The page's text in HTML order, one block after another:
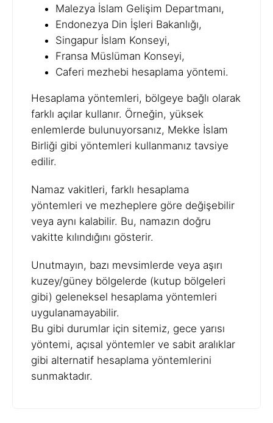
Malezya İslam Gelişim Departmanı,
Endonezya Din İşleri Bakanlığı,
Singapur İslam Konseyi,
Fransa Müslüman Konseyi,
Caferi mezhebi hesaplama yöntemi.
Hesaplama yöntemleri, bölgeye bağlı olarak
farklı açılar kullanır. Örneğin, yüksek
enlemlerde bulunuyorsanız, Mekke İslam
Birliği gibi yöntemleri kullanmanız tavsiye
edilir.
Namaz vakitleri, farklı hesaplama
yöntemleri ve mezheplere göre değişebilir
veya aynı kalabilir. Bu, namazın doğru
vakitte kılındığını gösterir.
Unutmayın, bazı mevsimlerde veya aşırı
kuzey/güney bölgelerde (kutup bölgeleri
gibi) geleneksel hesaplama yöntemleri
uygulanamayabilir.
Bu gibi durumlar için sitemiz, gece yarısı
yöntemi, açısal yöntemler ve sabit aralıklar
gibi alternatif hesaplama yöntemlerini
sunmaktadır.